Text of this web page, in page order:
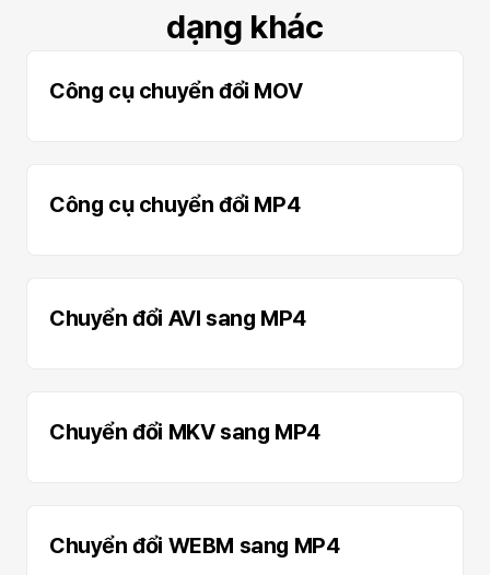
dạng khác
Công cụ chuyển đổi MOV
Công cụ chuyển đổi MP4
Chuyển đổi AVI sang MP4
Chuyển đổi MKV sang MP4
Chuyển đổi WEBM sang MP4